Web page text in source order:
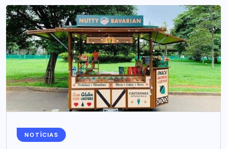
NOTÍCIAS